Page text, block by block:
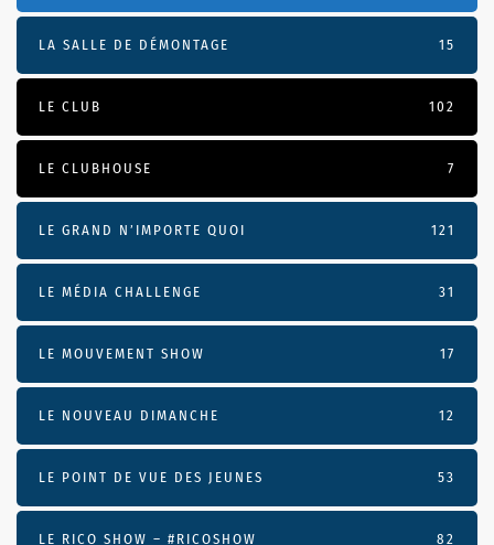
LA SALLE DE DÉMONTAGE 15
LE CLUB 102
LE CLUBHOUSE 7
LE GRAND N’IMPORTE QUOI 121
LE MÉDIA CHALLENGE 31
LE MOUVEMENT SHOW 17
LE NOUVEAU DIMANCHE 12
LE POINT DE VUE DES JEUNES 53
LE RICO SHOW – #RICOSHOW 82